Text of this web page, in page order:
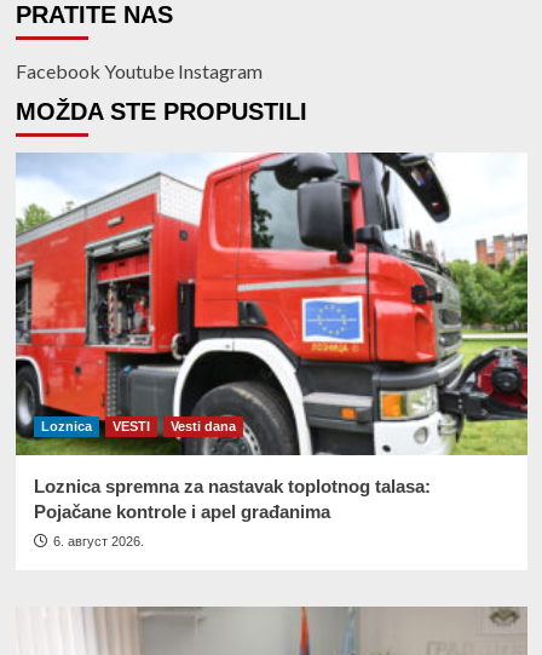
PRATITE NAS
Facebook Youtube Instagram
MOŽDA STE PROPUSTILI
Loznica VESTI Vesti dana
Loznica spremna za nastavak toplotnog talasa:
Pojačane kontrole i apel građanima
6. август 2026.